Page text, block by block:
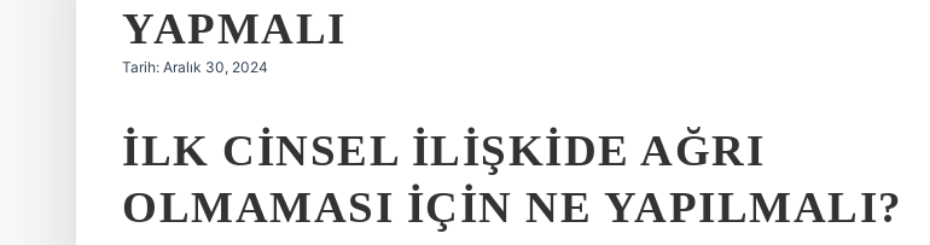
YAPMALI
Tarih: Aralık 30, 2024
İLK CINSEL ILIŞKIDE AĞRI
OLMAMASI IÇIN NE YAPILMALI?